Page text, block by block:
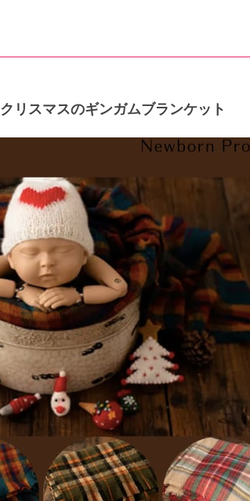
リスマスのギンガムブランケット